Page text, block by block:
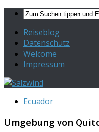
Reiseblog
Datenschutz
Welcome
Impressum
Ecuador
Umgebung von